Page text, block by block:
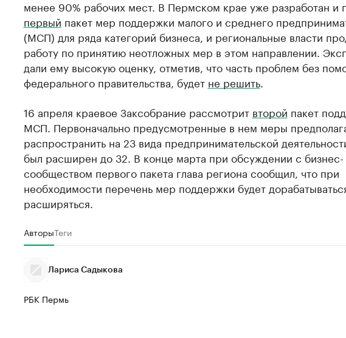
менее 90% рабочих мест. В Пермском крае уже разработан и
первый пакет мер поддержки малого и среднего
(МСП) для ряда категорий бизнеса, и региональные власти
работу по принятию неотложных мер в этом направлении.
дали ему высокую оценку, отметив, что часть проблем без
федерального правительства, будет не решить.
16 апреля краевое Заксобрание рассмотрит второй пакет
МСП. Первоначально предусмотренные в нем меры
распространить на 23 вида предпринимательской
был расширен до 32. В конце марта при обсуждении с бизнес-
сообществом первого пакета глава региона сообщил, что при
необходимости перечень мер поддержки будет
расширяться.
АвторыТеги
Лариса Садыкова
РБК Пермь